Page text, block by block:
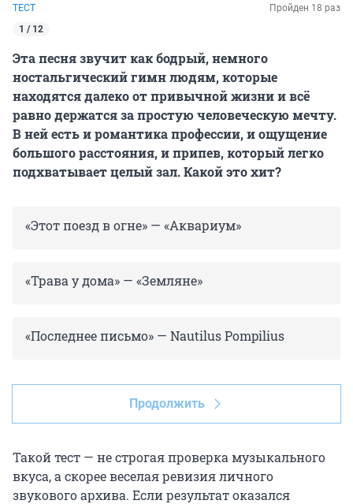
ТЕСТ
Пройден 18 раз
1 / 12
Эта песня звучит как бодрый, немного
ностальгический гимн людям, которые
находятся далеко от привычной жизни и всё
равно держатся за простую человеческую мечту.
В ней есть и романтика профессии, и ощущение
большого расстояния, и припев, который легко
подхватывает целый зал. Какой это хит?
«Этот поезд в огне» — «Аквариум»
«Трава у дома» — «Земляне»
«Последнее письмо» — Nautilus Pompilius
Продолжить
Такой тест — не строгая проверка музыкального
вкуса, а скорее веселая ревизия личного
звукового архива. Если результат оказался